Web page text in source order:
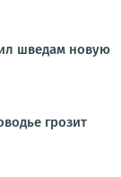
шведам новую
грозит